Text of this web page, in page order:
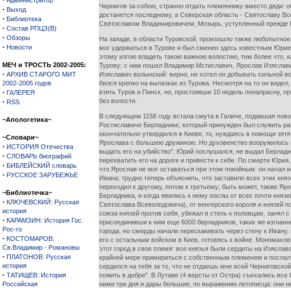
· Выход
· Библиотека
· Состав РПЦЗ(В)
· Обзоры
· Новости
МЕЧ и ТРОСТЬ 2002-2005:
· АРХИВ СТАРОГО МИТ
2002-2005 годов
· ГАЛЕРЕЯ
· RSS
~Апологетика~
~Словари~
· ИСТОРИЯ Отечества
· СЛОВАРЬ биографий
· БИБЛЕЙСКИЙ словарь
· РУССКОЕ ЗАРУБЕЖЬЕ
~Библиотечка~
· КЛЮЧЕВСКИЙ: Русская
история
· КАРАМЗИН: История Гос.
Рос-го
· КОСТОМАРОВ:
Св.Владимир - Романовы
· ПЛАТОНОВ: Русская
история
· ТАТИЩЕВ: История
Российская
Чернигов за собою, странно отдать племяннику вместо
достанется последнему, а Северская область - Святославу
Святославом Владимировичем; Мозырь, уступленный прежде
На западе, в области Туровской, произошло также
мог удержаться в Турове и был сменен здесь известным
этому изгою владеть такою важною волостию, тем более что,
Турову; с ним пошел Владимир Мстиславич, Ярослав
Изяславич волынский: верно, не хотел он добывать
бился крепко на вылазках из Турова. Несмотря на то он
взять Туров и Пинск, но, простоявши 10 недель понапрасну,
без волости.
В следующем 1158 году встала смута в Галиче, подавшая
Ростиславиче Берладнике, который принужден был служить
окончательно утвердился в Киеве, то, нуждаясь в помощи
Ярослава с большею дружиною. Но духовенство вооружилось
выдать его на убийство". Юрий послушался, не выдал
перехватить его на дороге и привести к себе. По смерти
что Ярослав не мог оставаться при этом покойным: он начал
Ивана; трудно теперь объяснить, что заставило всех этих
переходил к другому, потом к третьему; быть может, также
Берладника, и когда явились к нему послы от всех почти
Святослава Всеволодовича), от венгерского короля и
союза князей против себя, убежал в степь к половцам, занял
присоединивши к ним еще 6000 берладников, таких же
города, но смерды начали перескакивать через стену к
его с остальным войском в Киев, готовясь к войне.
этот город в свое племя: все князья были сердиты на
крайней мере примириться с собственным племенем и
сердился на тебя за то, что не отдаешь мне всей
пожить в добре". В Лутаве (4 версты от Остра) съехались
ними три дня и дары большие, по выражению летописца: они